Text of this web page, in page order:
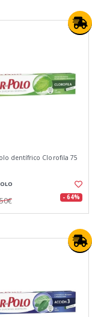
dentífrico Clorofila 75
- 64%